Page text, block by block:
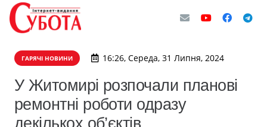
ГАРЯЧІ НОВИНИ 16:26, Середа, 31 Липня, 2024
У Житомирі розпочали планові
ремонтні роботи одразу
декількох об’єктів